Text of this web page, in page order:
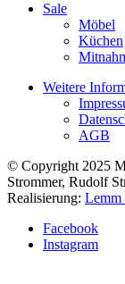
Sale
Möbel
Küchen
Weitere
AGB
© Copyright 2025
Strommer, Rudolf
Realisierung: Lemm
Facebook
Instagram